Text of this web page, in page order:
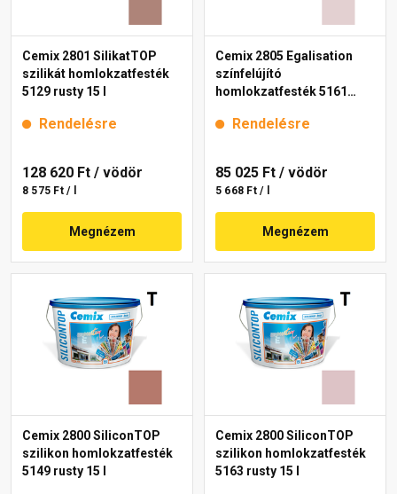
Cemix 2801 SilikatTOP
szilikát homlokzatfesték
5129 rusty 15 l
Rendelésre
128 620 Ft / vödör
8 575 Ft / l
Megnézem
Cemix 2805 Egalisation
színfelújító
homlokzatfesték 5161
Rendelésre
85 025 Ft / vödör
5 668 Ft / l
Megnézem
Cemix 2800 SiliconTOP
szilikon homlokzatfesték
5149 rusty 15 l
Cemix 2800 SiliconTOP
szilikon homlokzatfesték
5163 rusty 15 l